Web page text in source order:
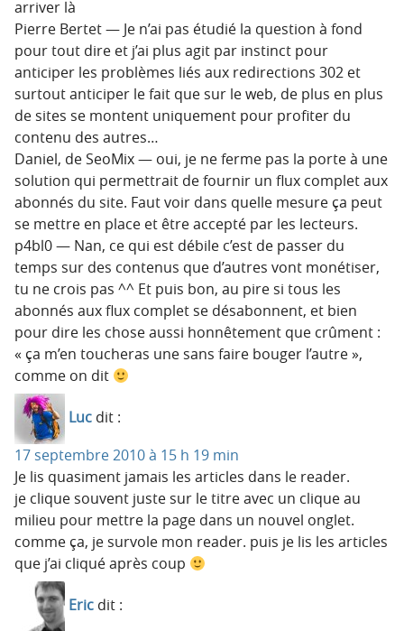
arriver là
Pierre Bertet — Je n’ai pas étudié la question à fond
pour tout dire et j’ai plus agit par instinct pour
anticiper les problèmes liés aux redirections 302 et
surtout anticiper le fait que sur le web, de plus en plus
de sites se montent uniquement pour profiter du
contenu des autres…
Daniel, de SeoMix — oui, je ne ferme pas la porte à une
solution qui permettrait de fournir un flux complet aux
abonnés du site. Faut voir dans quelle mesure ça peut
se mettre en place et être accepté par les lecteurs.
p4bl0 — Nan, ce qui est débile c’est de passer du
temps sur des contenus que d’autres vont monétiser,
tu ne crois pas ^^ Et puis bon, au pire si tous les
abonnés aux flux complet se désabonnent, et bien
pour dire les chose aussi honnêtement que crûment :
« ça m’en toucheras une sans faire bouger l’autre »,
comme on dit
Luc dit :
17 septembre 2010 à 15 h 19 min
Je lis quasiment jamais les articles dans le reader.
je clique souvent juste sur le titre avec un clique au
milieu pour mettre la page dans un nouvel onglet.
comme ça, je survole mon reader. puis je lis les articles
que j’ai cliqué après coup
Eric dit :